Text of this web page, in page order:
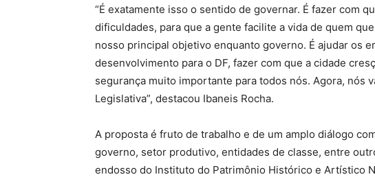
“É exatamente isso o sentido de governar. É fazer com
dificuldades, para que a gente facilite a vida de quem
nosso principal objetivo enquanto governo. É ajudar os
desenvolvimento para o DF, fazer com que a cidade
segurança muito importante para todos nós. Agora, nós
Legislativa”, destacou Ibaneis Rocha.
A proposta é fruto de trabalho e de um amplo diálogo
governo, setor produtivo, entidades de classe, entre
endosso do Instituto do Patrimônio Histórico e Artístico